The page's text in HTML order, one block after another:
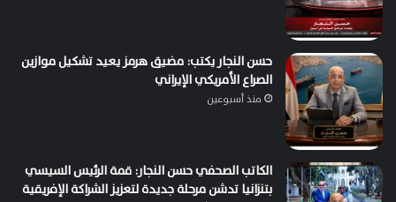
حسن النجار يكتب: مضيق هرمز يعيد تشكيل موازين
الصراع الأمريكي الإيراني
منذ أسبوعين
الكاتب الصحفي حسن النجار: قمة الرئيس السيسي
بتنزانيا تدشن مرحلة جديدة لتعزيز الشراكة الإفريقية